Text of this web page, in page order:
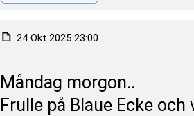
24 Okt 2025 23:00
Måndag morgon..
Frulle på Blaue Ecke